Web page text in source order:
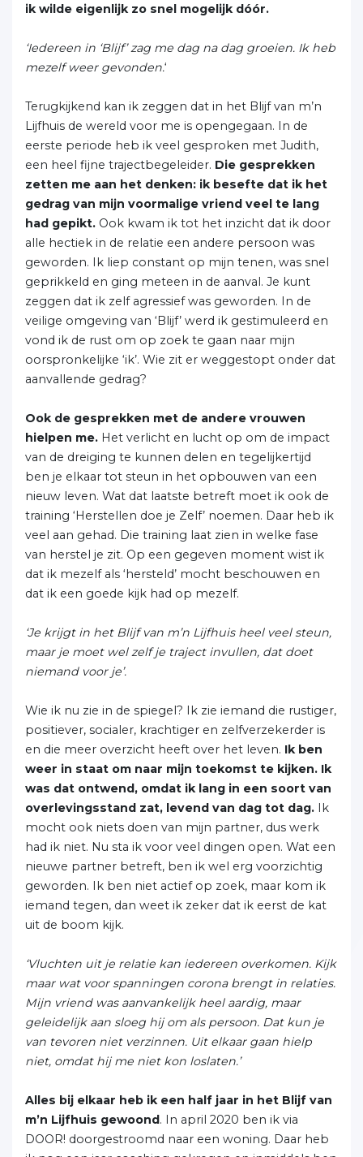
ik wilde eigenlijk zo snel mogelijk dóór.
‘Iedereen in ‘Blijf’ zag me dag na dag groeien. Ik heb
mezelf weer gevonden.‘
Terugkijkend kan ik zeggen dat in het Blijf van m’n
Lijfhuis de wereld voor me is opengegaan. In de
eerste periode heb ik veel gesproken met Judith,
een heel fijne trajectbegeleider. Die gesprekken
zetten me aan het denken: ik besefte dat ik het
gedrag van mijn voormalige vriend veel te lang
had gepikt. Ook kwam ik tot het inzicht dat ik door
alle hectiek in de relatie een andere persoon was
geworden. Ik liep constant op mijn tenen, was snel
geprikkeld en ging meteen in de aanval. Je kunt
zeggen dat ik zelf agressief was geworden. In de
veilige omgeving van ‘Blijf’ werd ik gestimuleerd en
vond ik de rust om op zoek te gaan naar mijn
oorspronkelijke ‘ik’. Wie zit er weggestopt onder dat
aanvallende gedrag?
Ook de gesprekken met de andere vrouwen
hielpen me. Het verlicht en lucht op om de impact
van de dreiging te kunnen delen en tegelijkertijd
ben je elkaar tot steun in het opbouwen van een
nieuw leven. Wat dat laatste betreft moet ik ook de
training ‘Herstellen doe je Zelf’ noemen. Daar heb ik
veel aan gehad. Die training laat zien in welke fase
van herstel je zit. Op een gegeven moment wist ik
dat ik mezelf als ‘hersteld’ mocht beschouwen en
dat ik een goede kijk had op mezelf.
‘Je krijgt in het Blijf van m’n Lijfhuis heel veel steun,
maar je moet wel zelf je traject invullen, dat doet
niemand voor je’.
Wie ik nu zie in de spiegel? Ik zie iemand die rustiger,
positiever, socialer, krachtiger en zelfverzekerder is
en die meer overzicht heeft over het leven. Ik ben
weer in staat om naar mijn toekomst te kijken. Ik
was dat ontwend, omdat ik lang in een soort van
overlevingsstand zat, levend van dag tot dag. Ik
mocht ook niets doen van mijn partner, dus werk
had ik niet. Nu sta ik voor veel dingen open. Wat een
nieuwe partner betreft, ben ik wel erg voorzichtig
geworden. Ik ben niet actief op zoek, maar kom ik
iemand tegen, dan weet ik zeker dat ik eerst de kat
uit de boom kijk.
‘Vluchten uit je relatie kan iedereen overkomen. Kijk
maar wat voor spanningen corona brengt in relaties.
Mijn vriend was aanvankelijk heel aardig, maar
geleidelijk aan sloeg hij om als persoon. Dat kun je
van tevoren niet verzinnen. Uit elkaar gaan hielp
niet, omdat hij me niet kon loslaten.’
Alles bij elkaar heb ik een half jaar in het Blijf van
m’n Lijfhuis gewoond. In april 2020 ben ik via
DOOR! doorgestroomd naar een woning. Daar heb